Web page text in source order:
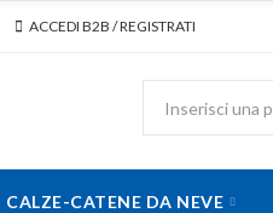
ACCEDI B2B / REGISTRATI
CALZE-CATENE DA NEVE